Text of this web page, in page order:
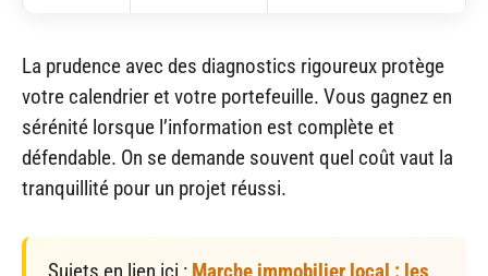
La prudence avec des diagnostics rigoureux protège
votre calendrier et votre portefeuille. Vous gagnez en
sérénité lorsque l’information est complète et
défendable. On se demande souvent quel coût vaut la
tranquillité pour un projet réussi.